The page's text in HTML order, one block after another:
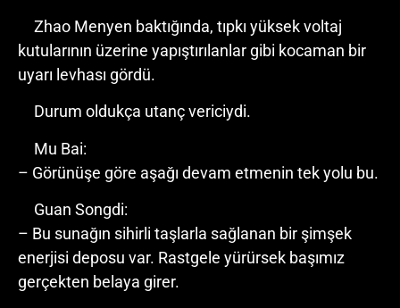
Zhao Menyen baktığında, tıpkı yüksek voltaj
kutularının üzerine yapıştırılanlar gibi kocaman bir
uyarı levhası gördü.
Durum oldukça utanç vericiydi.
Mu Bai:
– Görünüşe göre aşağı devam etmenin tek yolu bu.
Guan Songdi:
– Bu sunağın sihirli taşlarla sağlanan bir şimşek
enerjisi deposu var. Rastgele yürürsek başımız
gerçekten belaya girer.